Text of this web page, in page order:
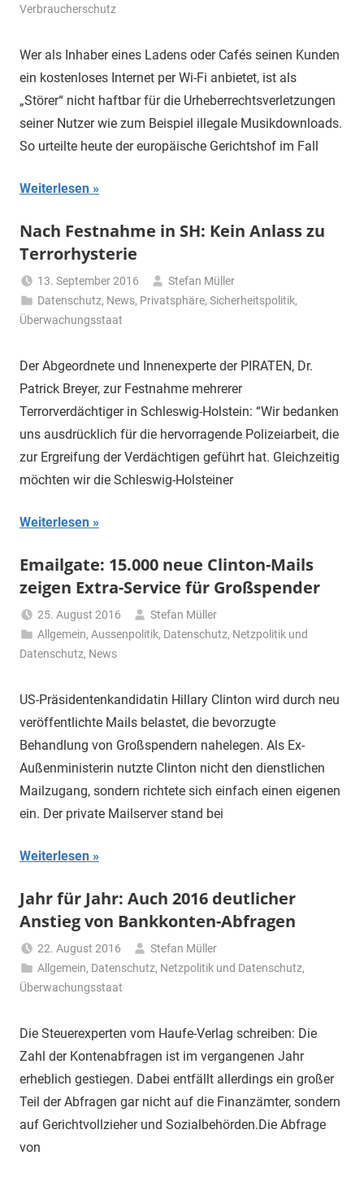
Verbraucherschutz
Wer als Inhaber eines Ladens oder Cafés seinen Kunden
ein kostenloses Internet per Wi-Fi anbietet, ist als
„Störer“ nicht haftbar für die Urheberrechtsverletzungen
seiner Nutzer wie zum Beispiel illegale Musikdownloads.
So urteilte heute der europäische Gerichtshof im Fall
Weiterlesen
Nach Festnahme in SH: Kein Anlass zu
Terrorhysterie
13. September 2016
Stefan Müller
Datenschutz, News, Privatsphäre,Sicherheitspolitik,
Überwachungsstaat
Der Abgeordnete und Innenexperte der PIRATEN, Dr.
Patrick Breyer, zur Festnahme mehrerer
Terrorverdächtiger in Schleswig-Holstein: “Wir bedanken
uns ausdrücklich für die hervorragende Polizeiarbeit, die
zur Ergreifung der Verdächtigen geführt hat. Gleichzeitig
möchten wir die Schleswig-Holsteiner
Weiterlesen
Emailgate: 15.000 neue Clinton-Mails
zeigen Extra-Service für Großspender
25. August 2016
Stefan Müller
Allgemein,Aussenpolitik, Datenschutz, Netzpolitik und
Datenschutz, News
US-Präsidentenkandidatin Hillary Clinton wird durch neu
veröffentlichte Mails belastet, die bevorzugte
Behandlung von Großspendern nahelegen. Als Ex-
Außenministerin nutzte Clinton nicht den dienstlichen
Mailzugang, sondern richtete sich einfach einen eigenen
ein. Der private Mailserver stand bei
Weiterlesen
Jahr für Jahr: Auch 2016 deutlicher
Anstieg von Bankkonten-Abfragen
22. August 2016
Stefan Müller
Allgemein, Datenschutz, Netzpolitik und Datenschutz,
Überwachungsstaat
Die Steuerexperten vom Haufe-Verlag schreiben: Die
Zahl der Kontenabfragen ist im vergangenen Jahr
erheblich gestiegen. Dabei entfällt allerdings ein großer
Teil der Abfragen gar nicht auf die Finanzämter, sondern
auf Gerichtvollzieher und Sozialbehörden.Die Abfrage
von